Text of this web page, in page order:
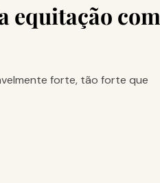
equitação com
forte, tão forte que